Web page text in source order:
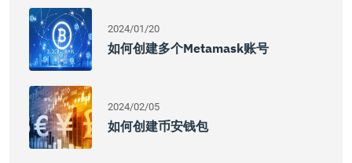
2024/01/20
如何创建多个Metamask账号
2024/02/05
如何创建币安钱包